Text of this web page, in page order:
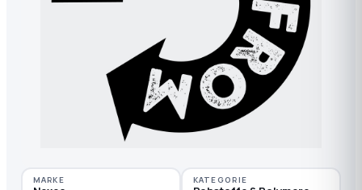
MARKE KATEGORIE